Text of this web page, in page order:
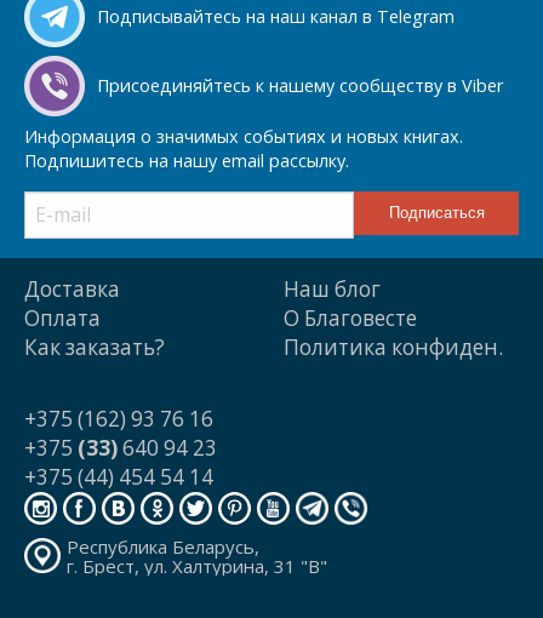
Подписывайтесь на наш канал в Telegram
Присоединяйтесь к нашему сообществу в Viber
Информация о значимых событиях и новых книгах.
Подпишитесь на нашу email рассылку.
Доставка
Оплата
Как заказать?
Наш блог
О Благовесте
Политика конфиден.
+375 (162) 93 76 16
+375 (33)640 94 23
+375 (44) 454 54 14
Республика Беларусь,
г. Брест, ул. Халтурина, 31 "В"